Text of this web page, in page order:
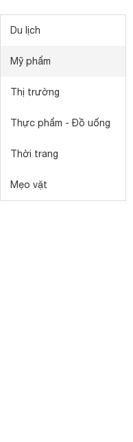
Du lịch
Mỹ phẩm
Thị trường
Thực phẩm - Đồ uống
Thời trang
Mẹo vặt